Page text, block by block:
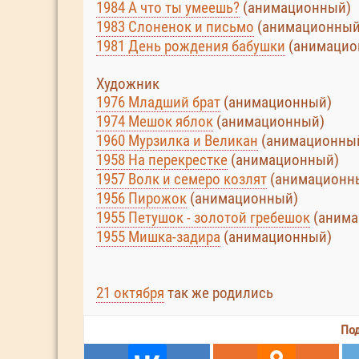
1984 А что ты умеешь? (анимационный)
1983 Слоненок и письмо
1981 День рождения бабушки
Художник
1976 Младший брат (анимационный)
1974 Мешок яблок (анимационный)
1960 Мурзилка и Великан
1958 На перекрестке (анимационный)
1957 Волк и семеро козлят
1956 Пирожок (анимационный)
1955 Петушок - золотой гребешок
1955 Мишка-задира (анимационный)
21 октября так же родились